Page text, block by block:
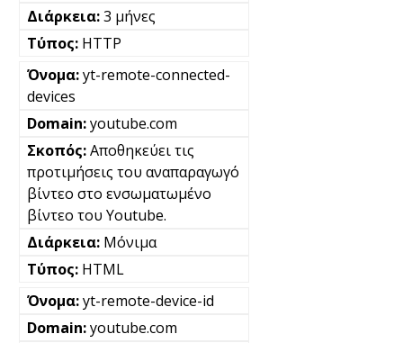
3 μήνες
HTTP
yt-remote-connected-
devices
youtube.com
Αποθηκεύει τις
προτιμήσεις του αναπαραγωγό
βίντεο στο ενσωματωμένο
βίντεο του Youtube.
Μόνιμα
HTML
yt-remote-device-id
youtube.com